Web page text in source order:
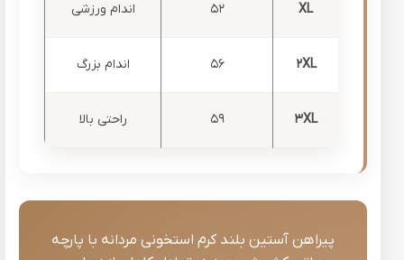
XL
52 اندام ورزشی
2XL
56 اندام بزرگ
3XL
59 راحتی بالا
پیراهن آستین بلند کرم استخونی مردانه با پارچه